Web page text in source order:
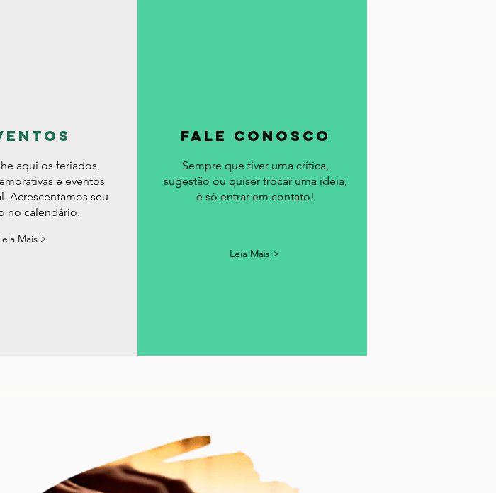
aqui os feriados,
e eventos
Acrescentamos seu
no calendário.
Mais >
fale conosco
Sempre que tiver uma crítica,
sugestão ou quiser trocar uma ideia,
é só entrar em contato!
Leia Mais >